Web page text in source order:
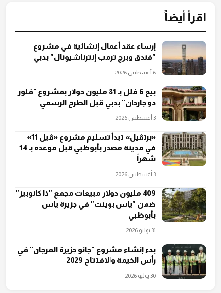
اقرأ أيضاً
إرساء عقد أعمال إنشائية في مشروع
"فندق وبرج ترمب إنترناشيونال" بدبي
6 أغسطس 2026
بيع 6 فلل بـ 81 مليون دولار بمشروع "فلور
دو جاردان" بدبي قبل الطرح الرسمي
3 أغسطس 2026
«برتڤيل» تبدأ تسليم مشروع «ڤيل 11»
في مدينة مصدر بأبوظبي قبل موعده بـ 14
شهراً
3 أغسطس 2026
409 مليون دولار مبيعات مجمع "ذا كانوبيز"
ضمن "ياس بوينت" في جزيرة ياس
بأبوظبي
31 يوليو 2026
بدء إنشاء مشروع "جانو جزيرة المرجان" في
رأس الخيمة والافتتاح 2029
30 يوليو 2026